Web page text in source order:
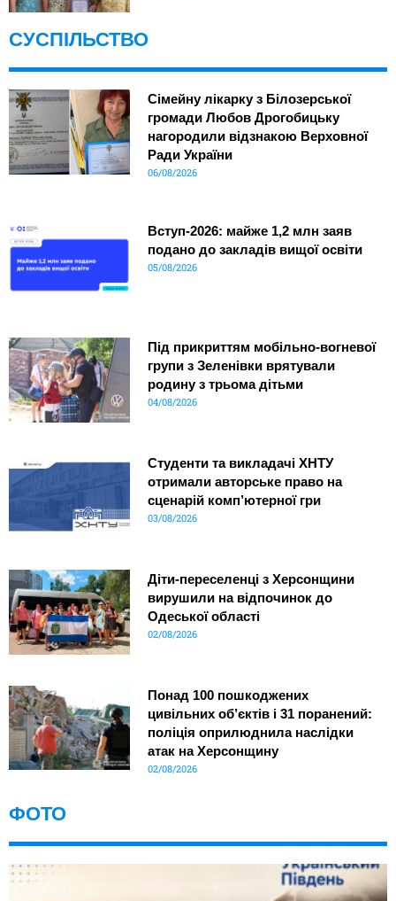
СУСПІЛЬСТВО
Сімейну лікарку з Білозерської
громади Любов Дрогобицьку
нагородили відзнакою Верховної
Ради України
06/08/2026
Вступ-2026: майже 1,2 млн заяв
подано до закладів вищої освіти
05/08/2026
Під прикриттям мобільно-вогневої
групи з Зеленівки врятували
родину з трьома дітьми
04/08/2026
Студенти та викладачі ХНТУ
отримали авторське право на
сценарій комп’ютерної гри
03/08/2026
Діти-переселенці з Херсонщини
вирушили на відпочинок до
Одеської області
02/08/2026
Понад 100 пошкоджених
цивільних об’єктів і 31 поранений:
поліція оприлюднила наслідки
атак на Херсонщину
02/08/2026
ФОТО